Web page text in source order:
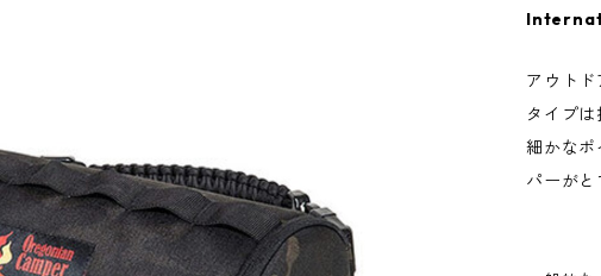
アウト
タイプ
細かな
パーが